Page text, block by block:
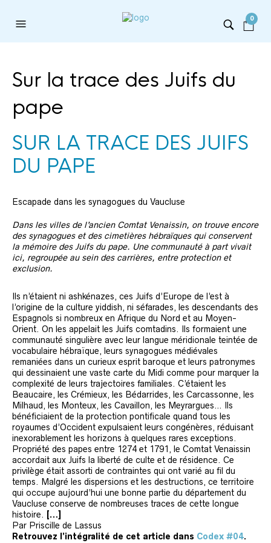
0
Sur la trace des Juifs du
pape
SUR LA TRACE DES JUIFS
DU PAPE
Escapade dans les synagogues du Vaucluse
Dans les villes de l’ancien Comtat Venaissin, on trouve encore
des synagogues et des cimetières hébraïques qui conservent
la mémoire des Juifs du pape. Une communauté à part vivait
ici, regroupée au sein des carrières, entre protection et
exclusion.
Ils n’étaient ni ashkénazes, ces Juifs d’Europe de l’est à
l’origine de la culture yiddish, ni séfarades, les descendants des
Espagnols si nombreux en Afrique du Nord et au Moyen-
Orient. On les appelait les Juifs comtadins. Ils formaient une
communauté singulière avec leur langue méridionale teintée de
vocabulaire hébraïque, leurs synagogues médiévales
remaniées dans un curieux esprit baroque et leurs patronymes
qui dessinaient une vaste carte du Midi comme pour marquer la
complexité de leurs trajectoires familiales. C’étaient les
Beaucaire, les Crémieux, les Bédarrides, les Carcassonne, les
Milhaud, les Monteux, les Cavaillon, les Meyrargues… Ils
bénéficiaient de la protection pontificale quand tous les
royaumes d’Occident expulsaient leurs congénères, réduisant
inexorablement les horizons à quelques rares exceptions.
Propriété des papes entre 1274 et 1791, le Comtat Venaissin
accordait aux Juifs la liberté de culte et de résidence. Ce
privilège était assorti de contraintes qui ont varié au fil du
temps. Malgré les dispersions et les destructions, ce territoire
qui occupe aujourd’hui une bonne partie du département du
Vaucluse conserve de nombreuses traces de cette longue
histoire. […]
Par Priscille de Lassus
Retrouvez l’intégralité de cet article dans Codex #04.